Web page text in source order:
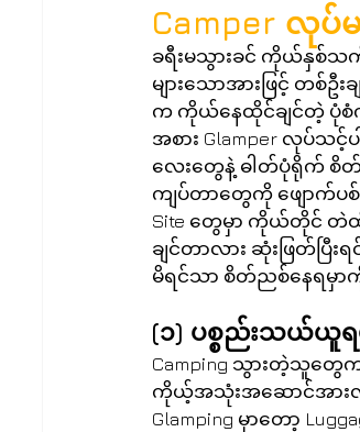
Camper လုပ်
ခရီးမသွားခင် ကိုယ်နှစ်သက်
များသောအားဖြင့် တစ်
က ကိုယ်နေထိုင်ချင်တဲ့ ပုံစံကို
အစား Glamper လုပ်သ
လေးတွေနဲ့ ဓါတ်ပုံရိုက်
ကျပ်တာတွေကို ဖျောက်ပ
Site တွေမှာ ကိုယ်တိုင် တဲထိုး
ချင်တာလား ဆုံးဖြတ်ပြီး
မိရင်သာ စိတ်ညစ်နေရမှာ
(၁) ပစ္စည်းသယ်ယူ
Camping သွားတဲ့သူတွေ
ကိုယ့်အသုံးအဆောင်အား
Glamping မှာတော့